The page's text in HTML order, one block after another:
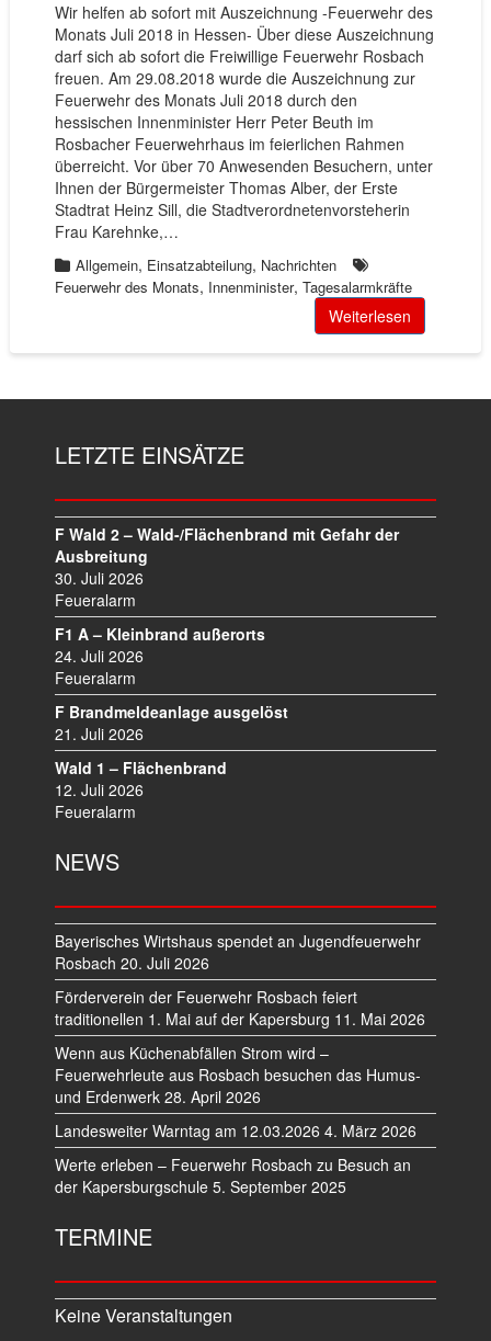
Wir helfen ab sofort mit Auszeichnung -Feuerwehr des
Monats Juli 2018 in Hessen- Über diese Auszeichnung
darf sich ab sofort die Freiwillige Feuerwehr Rosbach
freuen. Am 29.08.2018 wurde die Auszeichnung zur
Feuerwehr des Monats Juli 2018 durch den
hessischen Innenminister Herr Peter Beuth im
Rosbacher Feuerwehrhaus im feierlichen Rahmen
überreicht. Vor über 70 Anwesenden Besuchern, unter
Ihnen der Bürgermeister Thomas Alber, der Erste
Stadtrat Heinz Sill, die Stadtverordnetenvorsteherin
Frau Karehnke,…
Allgemein, Einsatzabteilung, Nachrichten
Feuerwehr des Monats, Innenminister, Tagesalarmkräfte
Weiterlesen
LETZTE EINSÄTZE
F Wald 2 – Wald-/Flächenbrand mit Gefahr der
Ausbreitung
30. Juli 2026
Feueralarm
F1 A – Kleinbrand außerorts
24. Juli 2026
Feueralarm
F Brandmeldeanlage ausgelöst
21. Juli 2026
Wald 1 – Flächenbrand
12. Juli 2026
Feueralarm
NEWS
Bayerisches Wirtshaus spendet an Jugendfeuerwehr
Rosbach 20. Juli 2026
Förderverein der Feuerwehr Rosbach feiert
traditionellen 1. Mai auf der Kapersburg 11. Mai 2026
Wenn aus Küchenabfällen Strom wird –
Feuerwehrleute aus Rosbach besuchen das Humus-
und Erdenwerk 28. April 2026
Landesweiter Warntag am 12.03.2026 4. März 2026
Werte erleben – Feuerwehr Rosbach zu Besuch an
der Kapersburgschule 5. September 2025
TERMINE
Keine Veranstaltungen